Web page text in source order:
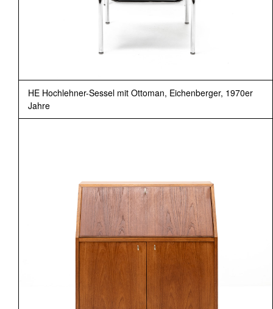
HE Hochlehner-Sessel mit Ottoman, Eichenberger, 1970er
Jahre